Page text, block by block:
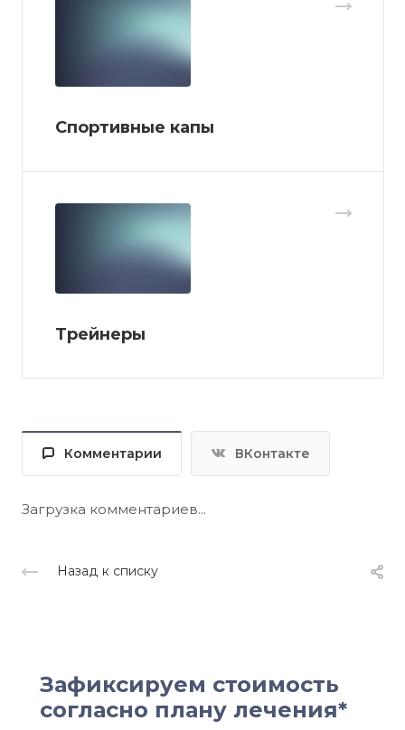
Спортивные капы
Трейнеры
Комментарии ВКонтакте
Загрузка комментариев...
Назад к списку
Зафиксируем стоимость
согласно плану лечения*